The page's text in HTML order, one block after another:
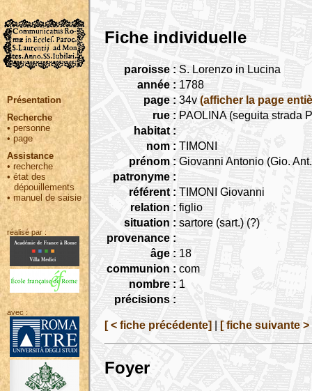
Présentation
Recherche
• personne
•page
Assistance
• recherche
•état des
dépouillements
•manuel de saisie
réalisé par :
avec :
Fiche individuelle
paroisse : S. Lorenzo in Lucina
année : 1788
page : 34v (afficher la page
rue : PAOLINA (seguita strada
habitat :
nom : TIMONI
prénom : Giovanni Antonio (Gio.
patronyme :
référent : TIMONI Giovanni
relation : figlio
situation : sartore (sart.) (?)
provenance :
âge : 18
communion : com
nombre : 1
précisions :
[ < fiche précédente] [ fiche suivante >
Foyer